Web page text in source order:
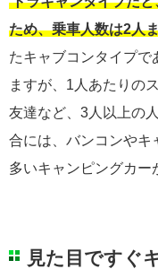
ため、乗車人数は2人
たキャブコンタイプで
ますが、1人あたりの
友達など、3人以上の
合には、バンコンやキ
多いキャンピングカー
見た目ですぐ